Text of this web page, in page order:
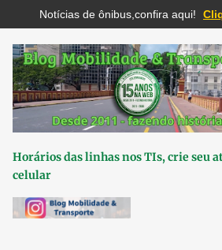
Pular para o conteúdo
Horários das linhas nos TIs, crie seu
celular
Notícias de ônibus,confira aqui!